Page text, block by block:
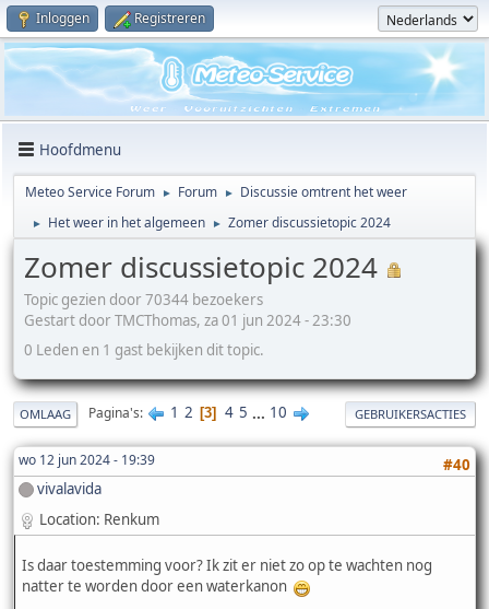
Inloggen Registreren
Hoofdmenu
Meteo Service Forum ► Forum ► Discussie omtrent het weer
► Het weer in het algemeen ► Zomer discussietopic 2024
Zomer discussietopic 2024
Topic gezien door 70344 bezoekers
Gestart door TMCThomas, za 01 jun 2024 - 23:30
0 Leden en 1 gast bekijken dit topic.
OMLAAG Pagina's 1 2 3 4 5 ... 10 GEBRUIKERSACTIES
wo 12 jun 2024 - 19:39
#40
vivalavida
Location: Renkum
Is daar toestemming voor? Ik zit er niet zo op te wachten nog
natter te worden door een waterkanon